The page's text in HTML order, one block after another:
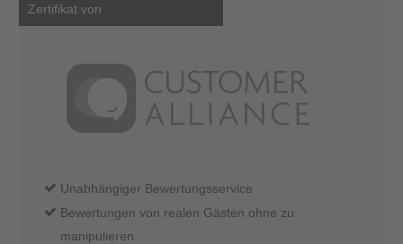
Zertifikat von
Unabhängiger Bewertungsservice
Bewertungen von realen Gästen ohne zu
manipulieren